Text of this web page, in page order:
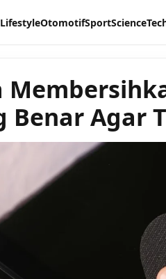
LifestyleOtomotifSportScience
Benar Agar